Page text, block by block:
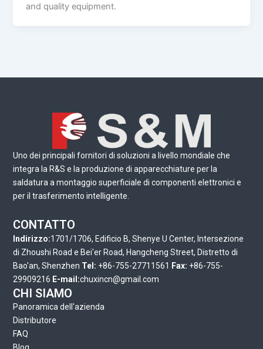
and quality equipment.
Uno dei principali fornitori di soluzioni a livello mondiale che
integra la R&S e la produzione di apparecchiature per la
saldatura a montaggio superficiale di componenti elettronici e
per il trasferimento intelligente.
CONTATTO
Indirizzo:1701/1706, Edificio B, Shenye U Center, Intersezione
di Zhoushi Road e Bei'er Road, Hangcheng Street, Distretto di
Bao'an, Shenzhen Tel: +86-755-27711561 Fax: +86-755-
29909216 E-mail:chuxincn@gmail.com
CHI SIAMO
Panoramica dell'azienda
Distributore
FAQ
Blog